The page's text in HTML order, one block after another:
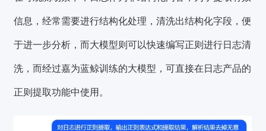
信息，经常需要进行结构化处理，清洗出结构化字段，便
于进一步分析，而大模型则可以快速编写正则进行日志清
洗，而经过嘉为蓝鲸训练的大模型，可直接在日志产品的
正则提取功能中使用。